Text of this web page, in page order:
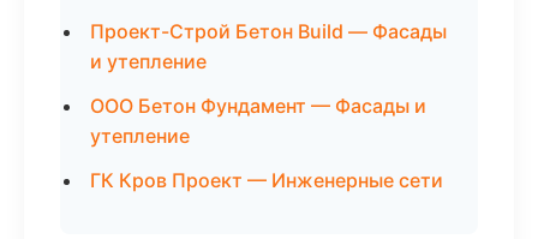
Проект-Строй Бетон Build — Фасады
и утепление
ООО Бетон Фундамент — Фасады и
утепление
ГК Кров Проект — Инженерные сети